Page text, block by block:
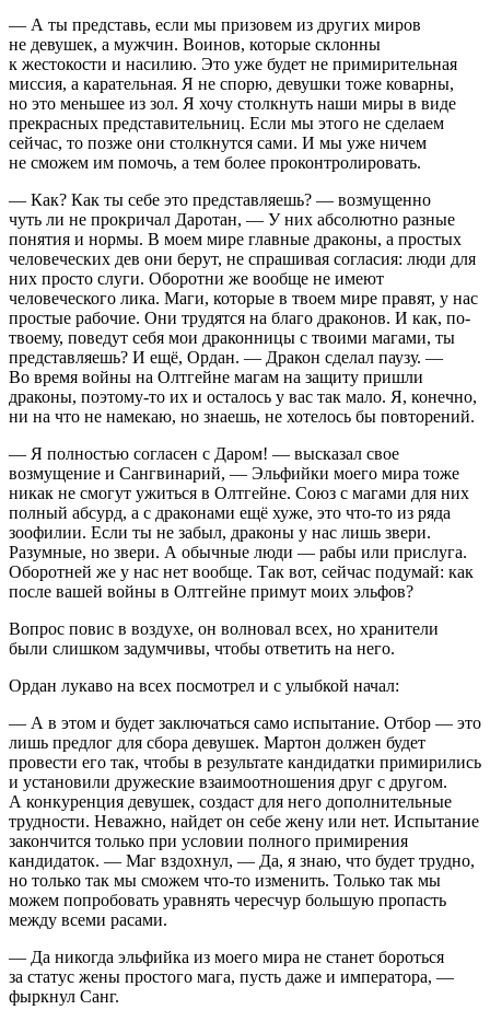
— А ты представь, если мы призовем из других миров
не девушек, а мужчин. Воинов, которые склонны
к жестокости и насилию. Это уже будет не примирительная
миссия, а карательная. Я не спорю, девушки тоже коварны,
но это меньшее из зол. Я хочу столкнуть наши миры в виде
прекрасных представительниц. Если мы этого не сделаем
сейчас, то позже они столкнутся сами. И мы уже ничем
не сможем им помочь, а тем более проконтролировать.
— Как? Как ты себе это представляешь? — возмущенно
чуть ли не прокричал Даротан, — У них абсолютно разные
понятия и нормы. В моем мире главные драконы, а простых
человеческих дев они берут, не спрашивая согласия: люди для
них просто слуги. Оборотни же вообще не имеют
человеческого лика. Маги, которые в твоем мире правят, у нас
простые рабочие. Они трудятся на благо драконов. И как, по-
твоему, поведут себя мои драконницы с твоими магами, ты
представляешь? И ещё, Ордан. — Дракон сделал паузу. —
Во время войны на Олтгейне магам на защиту пришли
драконы, поэтому-то их и осталось у вас так мало. Я, конечно,
ни на что не намекаю, но знаешь, не хотелось бы повторений.
— Я полностью согласен с Даром! — высказал свое
возмущение и Сангвинарий, — Эльфийки моего мира тоже
никак не смогут ужиться в Олтгейне. Союз с магами для них
полный абсурд, а с драконами ещё хуже, это что-то из ряда
зоофилии. Если ты не забыл, драконы у нас лишь звери.
Разумные, но звери. А обычные люди — рабы или прислуга.
Оборотней же у нас нет вообще. Так вот, сейчас подумай: как
после вашей войны в Олтгейне примут моих эльфов?
Вопрос повис в воздухе, он волновал всех, но хранители
были слишком задумчивы, чтобы ответить на него.
Ордан лукаво на всех посмотрел и с улыбкой начал:
— А в этом и будет заключаться само испытание. Отбор — это
лишь предлог для сбора девушек. Мартон должен будет
провести его так, чтобы в результате кандидатки примирились
и установили дружеские взаимоотношения друг с другом.
А конкуренция девушек, создаст для него дополнительные
трудности. Неважно, найдет он себе жену или нет. Испытание
закончится только при условии полного примирения
кандидаток. — Маг вздохнул, — Да, я знаю, что будет трудно,
но только так мы сможем что-то изменить. Только так мы
можем попробовать уравнять чересчур большую пропасть
между всеми расами.
— Да никогда эльфийка из моего мира не станет бороться
за статус жены простого мага, пусть даже и императора, —
фыркнул Санг.